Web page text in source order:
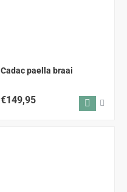
Cadac paella braai
€149,95